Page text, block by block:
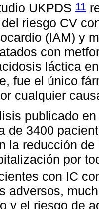
UKPDS 11
riesgo CV
(IAM) y
con
láctica
fue el único
cualquier
publicado
de 3400
la reducción
por
con IC
adversos,
y el riesgo de